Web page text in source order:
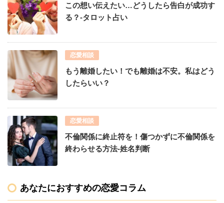
この想い伝えたい…どうしたら告白が成功す
る？-タロット占い
恋愛相談
もう離婚したい！でも離婚は不安。私はどう
したらいい？
恋愛相談
不倫関係に終止符を！傷つかずに不倫関係を
終わらせる方法-姓名判断
あなたにおすすめの恋愛コラム